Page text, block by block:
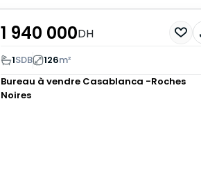
1 940 000DH
1SDB 126m²
Bureau à vendre Casablanca -Roches
Noires